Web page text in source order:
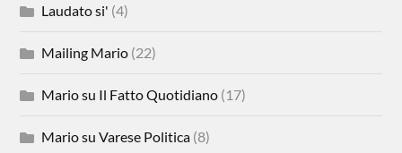
Laudato si' (4)
Mailing Mario (22)
Mario su Il Fatto Quotidiano (17)
Mario su Varese Politica (8)